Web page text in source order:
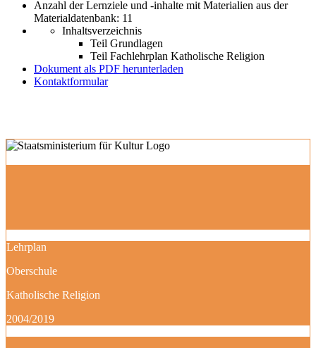
Anzahl der Lernziele und -inhalte mit Materialien aus der
Materialdatenbank: 11
Inhaltsverzeichnis
Teil Grundlagen
Teil Fachlehrplan Katholische Religion
Dokument als PDF herunterladen
Kontaktformular
Lehrplan
Oberschule
Katholische Religion
2004/2019